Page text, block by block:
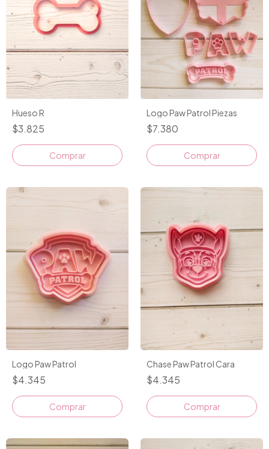
Hueso R
$3.825
Comprar
Logo Paw Patrol Piezas
$7.380
Logo Paw Patrol
$4.345
Comprar
Chase Paw Patrol Cara
$4.345
Comprar